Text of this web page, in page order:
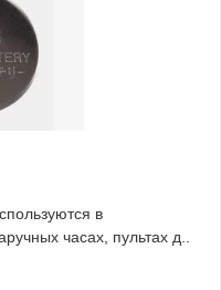
в
часах, пультах д..